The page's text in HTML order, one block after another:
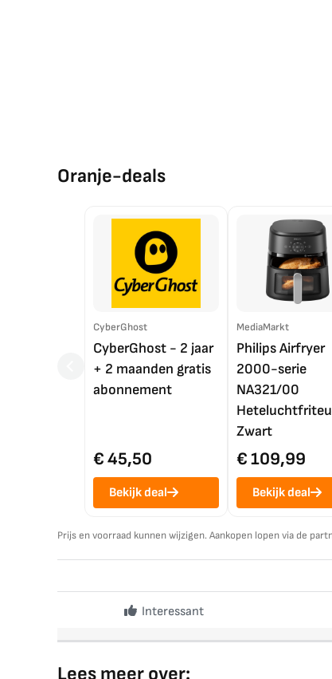
Oranje-deals
CyberGhost
CyberGhost - 2 jaar
+ 2 maanden gratis
abonnement
€ 45,50
Bekijk deal
MediaMarkt
Philips Airfryer
2000-serie
NA321/00
Zwart
€ 109,99
Bekijk deal
Prijs en voorraad kunnen wijzigen. Aankopen lopen via de
Interessant
Lees meer over: